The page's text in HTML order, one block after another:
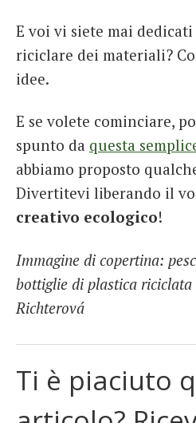
E voi vi siete mai dedicati
riciclare dei materiali?
idee.
E se volete cominciare,
spunto da questa
abbiamo proposto
Divertitevi liberando il
creativo ecologico!
Immagine di copertina:
bottiglie di plastica riciclata
Richterová
Ti è piaciuto